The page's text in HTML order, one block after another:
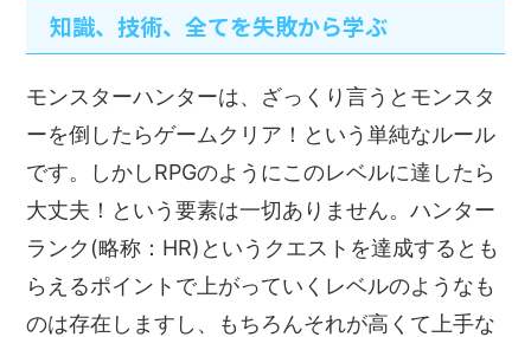
知識、技術、全てを失敗から学ぶ
モンスターハンターは、ざっくり言うとモンスタ
ーを倒したらゲームクリア！という単純なルール
です。しかしRPGのようにこのレベルに達したら
大丈夫！という要素は一切ありません。ハンター
ランク(略称：HR)というクエストを達成するとも
らえるポイントで上がっていくレベルのようなも
のは存在しますし、もちろんそれが高くて上手な